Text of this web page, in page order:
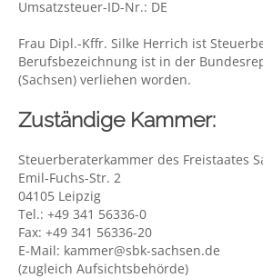
Umsatzsteuer-ID-Nr.: DE
Frau Dipl.-Kffr. Silke Herrich ist
Berufsbezeichnung ist in der
(Sachsen) verliehen worden.
Zuständige Kammer:
Steuerberaterkammer des Freistaates
Emil-Fuchs-Str. 2
04105 Leipzig
Tel.: +49 341 56336-0
Fax: +49 341 56336-20
E-Mail: kammer@sbk-sachsen.de
(zugleich Aufsichtsbehörde)